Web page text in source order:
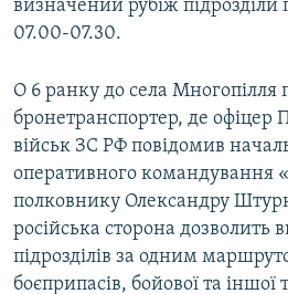
визначений рубіж підрозділи
07.00-07.30.
О 6 ранку до села Многопілля
бронетранспортер, де офіцер
військ ЗС РФ повідомив
оперативного командування
полковнику Олександру
російська сторона дозволить
підрозділів за одним
боєприпасів, бойової та іншої